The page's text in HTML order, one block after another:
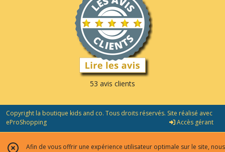
53 avis clients
Copyright la boutique kids and co. Tous droits réservés. Site réalisé avec
eProShopping
Accès gérant
Afin de vous offrir une expérience utilisateur optimale sur le site, nous